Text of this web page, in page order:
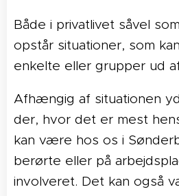
Både i privatlivet såvel
opstår situationer, som
enkelte eller grupper ud
Afhængig af situationen
der, hvor det er mest
kan være hos os i
berørte eller på
involveret. Det kan også